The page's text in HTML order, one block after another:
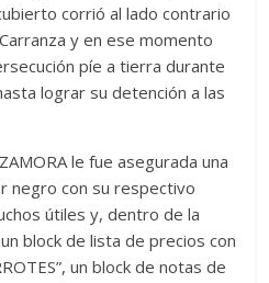
corrió al lado contrario
y en ese momento
píe a tierra durante
lograr su detención a las
le fue asegurada una
negro con su respectivo
útiles y, dentro de la
block de lista de precios con
un block de notas de